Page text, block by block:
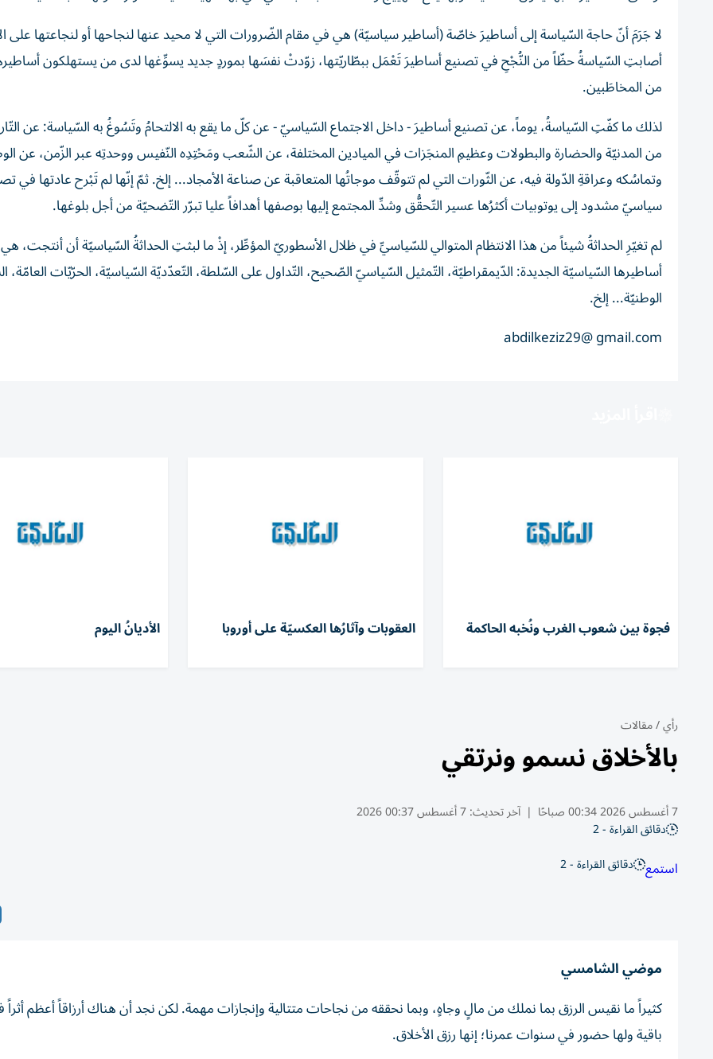
لا جَرَمَ أنّ حاجة السّياسة إلى أساطيرَ خاصّة (أساطير سياسيّة) هي في مقام الضّرورات التي لا محيد عنها لنجاحها أو لنجاعتها على
أصابتِ السّياسةُ حظّاً من النُّجْحِ في تصنيع أساطيرَ تَعْمَل ببطّاريّتها، زوّدتْ نفسَها بموردٍ جديد يسوِّغها لدى من يستهلكون
من المخاطَبين.
لذلك ما كفّتِ السّياسةُ، يوماً، عن تصنيع أساطيرَ - داخل الاجتماع السّياسيّ - عن كلّ ما يقع به الالتحامُ وتَسُوغُ به السّياسة: عن
من المدنيّة والحضارة والبطولات وعظيمِ المنجَزات في الميادين المختلفة، عن الشّعب ومَحْتِدِه النّفيس ووحدتِه عبر الزّمن، عن
وتماسُكه وعراقةِ الدّولة فيه، عن الثّورات التي لم تتوقّف موجاتُها المتعاقبة عن صناعة الأمجاد... إلخ. ثمّ إنّها لم تَبْرح عادتها في
سياسيّ مشدود إلى يوتوبيات أكثرُها عسير التّحقُّق وشدِّ المجتمع إليها بوصفها أهدافاً عليا تبرّر التّضحيّة من أجل بلوغها.
لم تغيّرِ الحداثةُ شيئاً من هذا الانتظام المتوالي للسّياسيِّ في ظلال الأسطوريّ المؤطِّر، إذْ ما لبثتِ الحداثةُ السّياسيّة أن أنتجت،
أساطيرها السّياسيّة الجديدة: الدّيمقراطيّة، التّمثيل السّياسيّ الصّحيح، التّداول على السّلطة، التّعدّديّة السّياسيّة، الحرّيّات العامّة،
الوطنيّة... إلخ.
abdilkeziz29@ gmail.com
فجوة بين شعوب الغرب ونُخبه الحاكمة العقوبات وآثارُها العكسيّة على أوروبا الأديانُ اليوم
رأي/مقالات
بالأخلاق نسمو ونرتقي
7 أغسطس 2026 00:34 صباحًا | آخر تحديث:7 أغسطس 00:37 2026
دقائق القراءة - 2
استمع دقائق القراءة - 2
موضي الشامسي
كثيراً ما نقيس الرزق بما نملك من مالٍ وجاهٍ، وبما نحققه من نجاحات متتالية وإنجازات مهمة. لكن نجد أن هناك أرزاقاً أعظم أثراً
باقية ولها حضور في سنوات عمرنا؛ إنها رزق الأخلاق.